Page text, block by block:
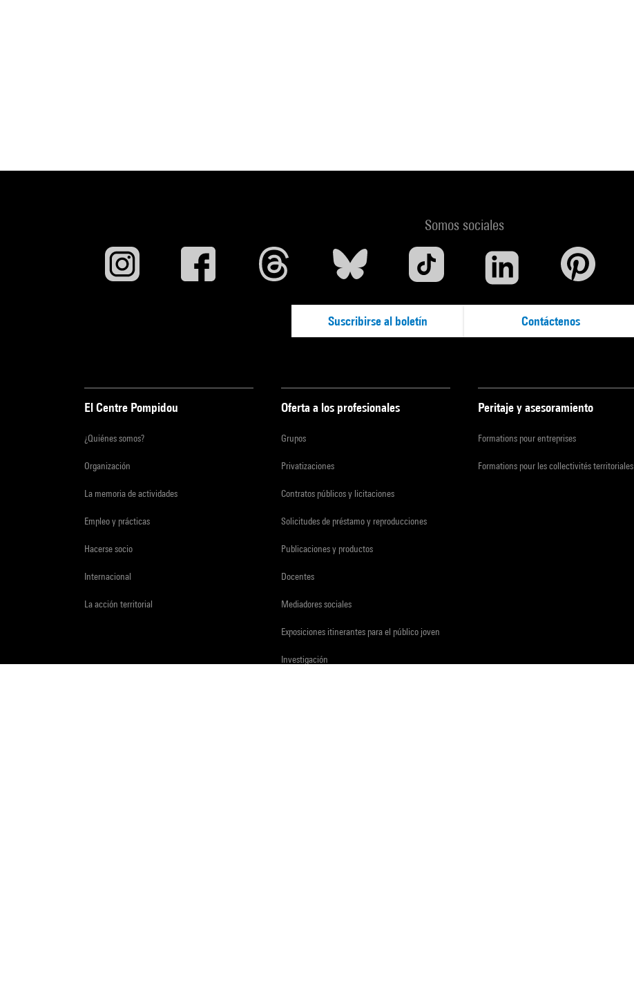
Somos sociales
Suscribirse al boletín Contáctenos
El Centre Pompidou
¿Quiénes somos?
Organización
La memoria de actividades
Empleo y prácticas
Hacerse socio
Internacional
La acción territorial
Oferta a los profesionales
Grupos
Privatizaciones
Contratos públicos y licitaciones
Solicitudes de préstamo y reproducciones
Publicaciones y productos
Docentes
Mediadores sociales
Exposiciones itinerantes para el público joven
Investigación
Peritaje y asesoramiento
Formations pour entreprises
Formations pour les collectivités territoriales